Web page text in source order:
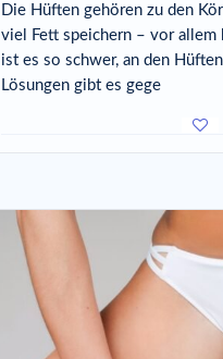
Die Hüften gehören zu den
viel Fett speichern – vor allem
ist es so schwer, an den
Lösungen gibt es gege